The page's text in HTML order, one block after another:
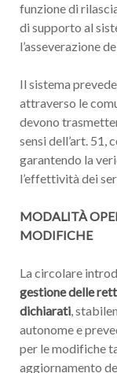
funzione di
di supporto al
l’asseverazione
Il sistema
attraverso le
devono
sensi dell’art. 51,
garantendo la
l’effettività dei
MODALITÀ
MODIFICHE
La circolare
gestione delle
dichiarati,
autonome e
per le modifiche
aggiornamento